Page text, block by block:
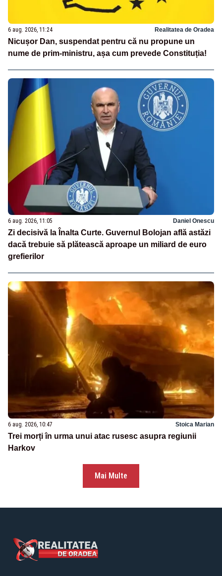
6 aug. 2026, 11:24 Realitatea de Oradea
Nicușor Dan, suspendat pentru că nu propune un
nume de prim-ministru, așa cum prevede Constituția!
6 aug. 2026, 11:05 Daniel Onescu
Zi decisivă la Înalta Curte. Guvernul Bolojan află astăzi
dacă trebuie să plătească aproape un miliard de euro
grefierilor
6 aug. 2026, 10:47 Stoica Marian
Trei morți în urma unui atac rusesc asupra regiunii
Harkov
Mai Multe